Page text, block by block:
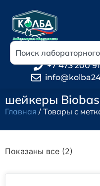
+7 473 200
шейкеры
Главная / Товары с
Показаны все (2)